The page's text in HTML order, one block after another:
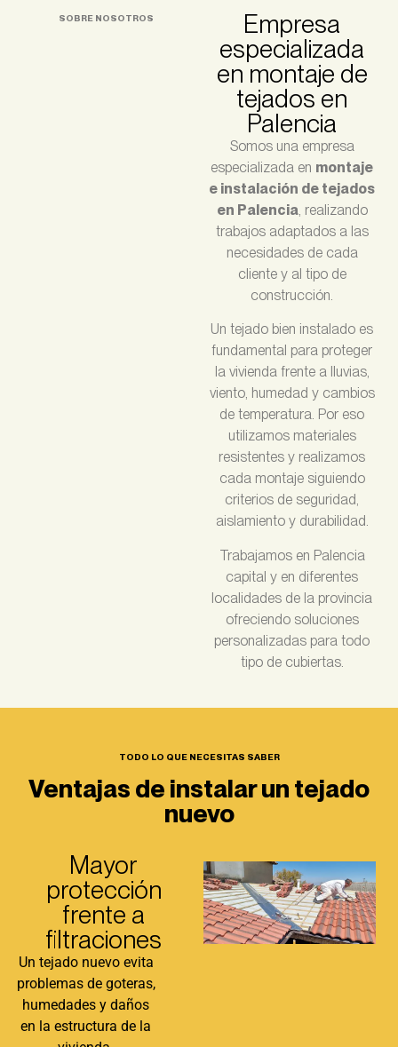
SOBRE NOSOTROS
Empresa
especializada
en montaje de
tejados en
Palencia
Somos una empresa
especializada en montaje
e instalación de tejados
en Palencia, realizando
trabajos adaptados a las
necesidades de cada
cliente y al tipo de
construcción.
Un tejado bien instalado es
fundamental para proteger
la vivienda frente a lluvias,
viento, humedad y cambios
de temperatura. Por eso
utilizamos materiales
resistentes y realizamos
cada montaje siguiendo
criterios de seguridad,
aislamiento y durabilidad.
Trabajamos en Palencia
capital y en diferentes
localidades de la provincia
ofreciendo soluciones
personalizadas para todo
tipo de cubiertas.
TODO LO QUE NECESITAS SABER
Ventajas de instalar un tejado
nuevo
Mayor
protección
frente a
filtraciones
Un tejado nuevo evita
problemas de goteras,
humedades y daños
en la estructura de la